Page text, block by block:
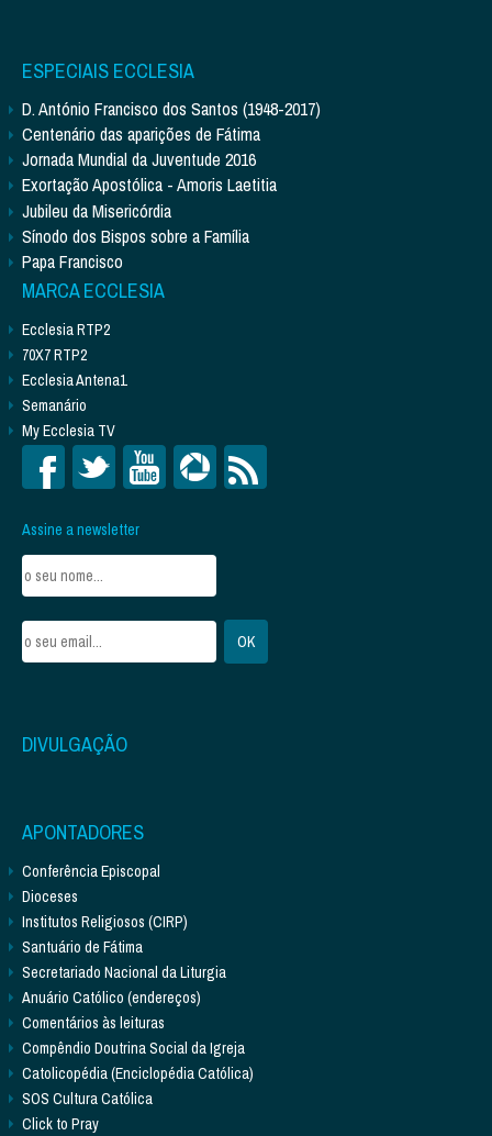
ESPECIAIS ECCLESIA
D. António Francisco dos Santos (1948-2017)
Centenário das aparições de Fátima
Jornada Mundial da Juventude 2016
Exortação Apostólica - Amoris Laetitia
Jubileu da Misericórdia
Sínodo dos Bispos sobre a Família
Papa Francisco
MARCA ECCLESIA
Ecclesia RTP2
70X7 RTP2
Ecclesia Antena1
Semanário
My Ecclesia TV
Assine a newsletter
DIVULGAÇÃO
APONTADORES
Conferência Episcopal
Dioceses
Institutos Religiosos (CIRP)
Santuário de Fátima
Secretariado Nacional da Liturgia
Anuário Católico (endereços)
Comentários às leituras
Compêndio Doutrina Social da Igreja
Catolicopédia (Enciclopédia Católica)
SOS Cultura Católica
Click to Pray